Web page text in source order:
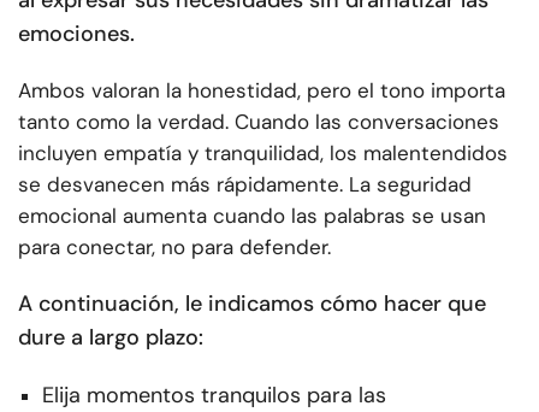
emociones.
Ambos valoran la honestidad, pero el tono importa
tanto como la verdad. Cuando las conversaciones
incluyen empatía y tranquilidad, los malentendidos
se desvanecen más rápidamente. La seguridad
emocional aumenta cuando las palabras se usan
para conectar, no para defender.
A continuación, le indicamos cómo hacer que
dure a largo plazo:
Elija momentos tranquilos para las